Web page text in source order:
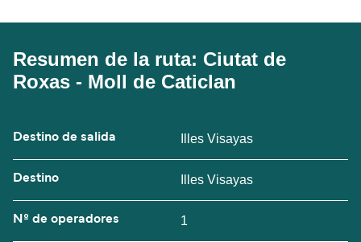
Resumen de la ruta: Ciutat de
Roxas - Moll de Caticlan
Destino de salida Illes Visayas
Destino Illes Visayas
Nº de operadores 1